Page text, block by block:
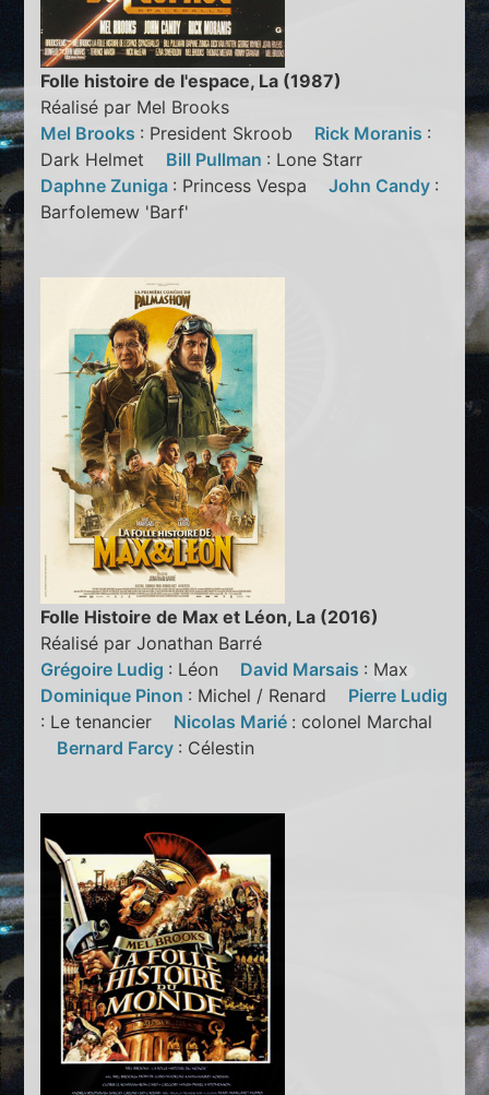
Folle histoire de l'espace, La (1987)
Réalisé par Mel Brooks
Mel Brooks : President Skroob Rick Moranis :
Dark Helmet Bill Pullman : Lone Starr
Daphne Zuniga : Princess VespaJohn Candy :
Barfolemew 'Barf'
Folle Histoire de Max et Léon, La (2016)
Réalisé par Jonathan Barré
Grégoire Ludig : Léon David Marsais : Max
Dominique Pinon : Michel / Renard Pierre Ludig
: Le tenancier Nicolas Marié : colonel Marchal
Bernard Farcy : Célestin